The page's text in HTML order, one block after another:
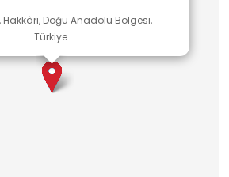
Hakkâri, Doğu Anadolu Bölgesi,
Türkiye